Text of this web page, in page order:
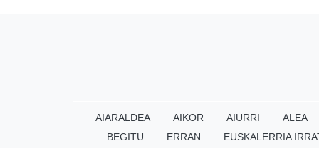
AIARALDEA AIKOR AIURRI ALEA
BEGITU
ERRAN EUSKALERRIA